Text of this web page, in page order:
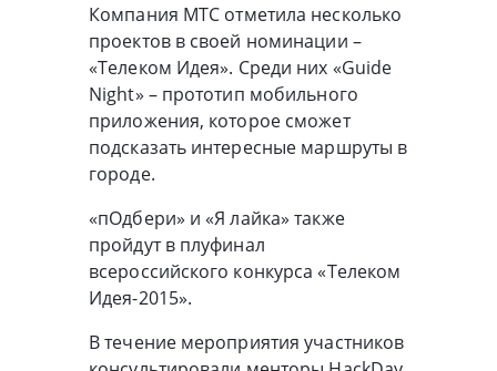
Компания МТС отметила несколько
проектов в своей номинации –
«Телеком Идея». Среди них «Guide
Night» – прототип мобильного
приложения, которое сможет
подсказать интересные маршруты в
городе.
«пОдбери» и «Я лайка» также
пройдут в плуфинал
всероссийского конкурса «Телеком
Идея-2015».
В течение мероприятия участников